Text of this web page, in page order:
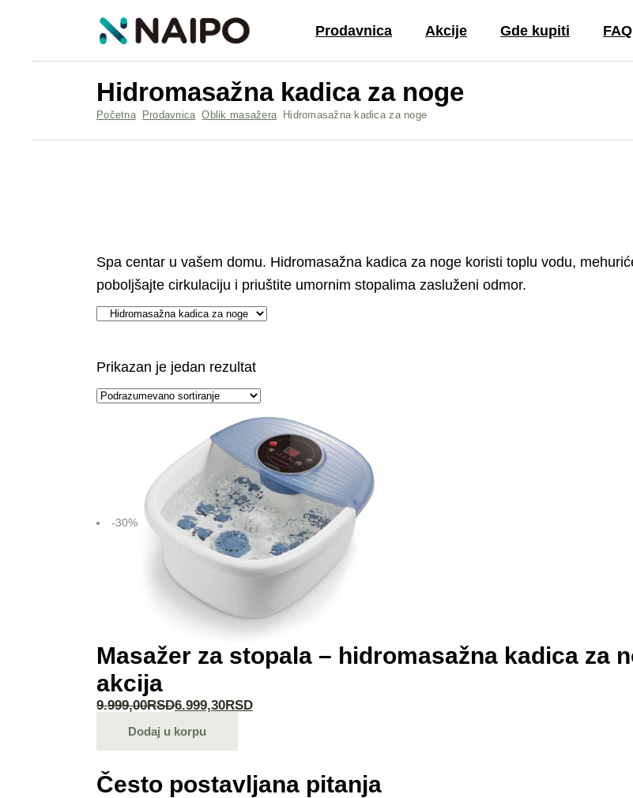
Prodavnica Akcije Gde kupiti FAQ
Hidromasažna kadica za noge
Početna Prodavnica Oblik masažera Hidromasažna kadica za noge
Spa centar u vašem domu. Hidromasažna kadica za noge koristi toplu vodu,
poboljšajte cirkulaciju i priuštite umornim stopalima zasluženi odmor.
Prikazan je jedan rezultat
-30%
Masažer za stopala – hidromasažna kadica za
akcija
9.999,00RSD
Originalna
bila:
6.999,30RSD
Trenutna
6.999,30RSD.
Dodaj u korpu
Često postavljana pitanja